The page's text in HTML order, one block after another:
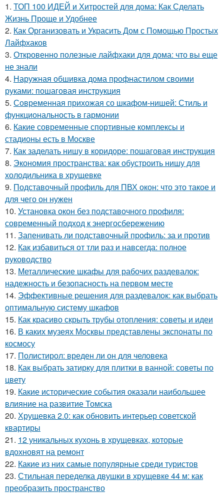
1. ТОП 100 ИДЕЙ и Хитростей для дома: Как Сделать
Жизнь Проще и Удобнее
2. Как Организовать и Украсить Дом с Помощью Простых
Лайфхаков
3. Откровенно полезные лайфхаки для дома: что вы еще
не знали
4. Наружная обшивка дома профнастилом своими
руками: пошаговая инструкция
5. Современная прихожая со шкафом-нишей: Стиль и
функциональность в гармонии
6. Какие современные спортивные комплексы и
стадионы есть в Москве
7. Как заделать нишу в коридоре: пошаговая инструкция
8. Экономия пространства: как обустроить нишу для
холодильника в хрущевке
9. Подставочный профиль для ПВХ окон: что это такое и
для чего он нужен
10. Установка окон без подставочного профиля:
современный подход к энергосбережению
11. Запенивать ли подставочный профиль: за и против
12. Как избавиться от тли раз и навсегда: полное
руководство
13. Металлические шкафы для рабочих раздевалок:
надежность и безопасность на первом месте
14. Эффективные решения для раздевалок: как выбрать
оптимальную систему шкафов
15. Как красиво скрыть трубы отопления: советы и идеи
16. В каких музеях Москвы представлены экспонаты по
космосу
17. Полистирол: вреден ли он для человека
18. Как выбрать затирку для плитки в ванной: советы по
цвету
19. Какие исторические события оказали наибольшее
влияние на развитие Томска
20. Хрущевка 2.0: как обновить интерьер советской
квартиры
21. 12 уникальных кухонь в хрущевках, которые
вдохновят на ремонт
22. Какие из них самые популярные среди туристов
23. Стильная переделка двушки в хрущевке 44 м: как
преобразить пространство